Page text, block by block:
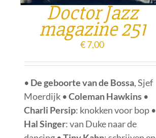
Doctor Jazz
magazine 251
€7,00
• De geboorte van de Bossa, Sjef
Moerdijk •Coleman Hawkins •
Charli Persip: knokken voor bop •
Hal Singer: van Duke naar de